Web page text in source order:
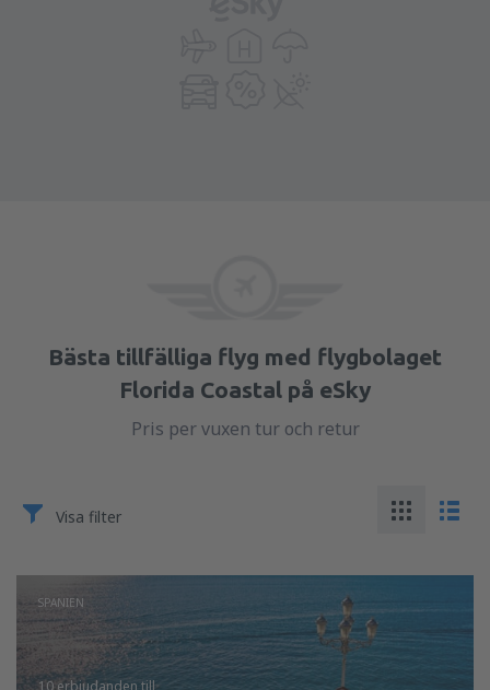
Bästa tillfälliga flyg med flygbolaget
Florida Coastal på eSky
Pris per vuxen tur och retur
Visa filter
SPANIEN